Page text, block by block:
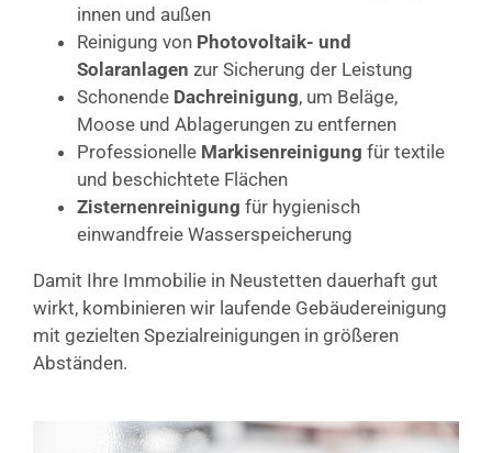
innen und außen
Reinigung von Photovoltaik- und
Solaranlagen zur Sicherung der Leistung
Schonende Dachreinigung, um Beläge,
Moose und Ablagerungen zu entfernen
Professionelle Markisenreinigung für textile
und beschichtete Flächen
Zisternenreinigung für hygienisch
einwandfreie Wasserspeicherung
Damit Ihre Immobilie in Neustetten dauerhaft gut
wirkt, kombinieren wir laufende Gebäudereinigung
mit gezielten Spezialreinigungen in größeren
Abständen.